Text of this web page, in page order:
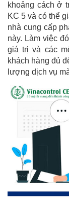
khoảng cách ở
KC 5 và có thể
nhà cung cấp
này. Làm việc
giá trị và các
khách hàng đủ
lượng dịch vụ